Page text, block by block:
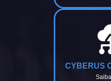
CYBERUS